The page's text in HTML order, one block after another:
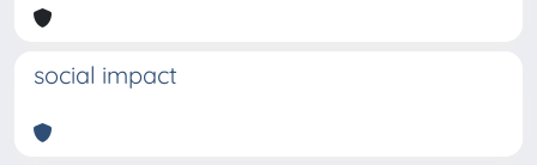
social impact